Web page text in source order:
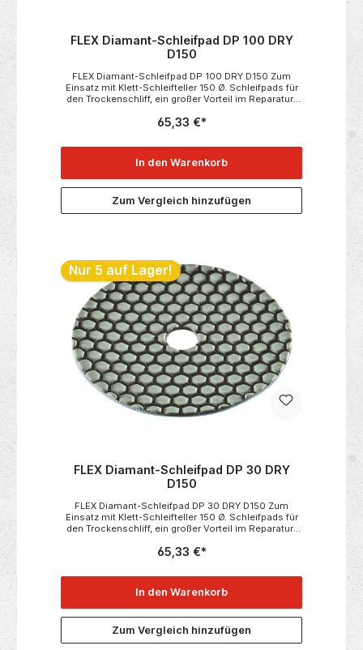
FLEX Diamant-Schleifpad DP 100 DRY
D150
FLEX Diamant-Schleifpad DP 100 DRY D150 Zum
Einsatz mit Klett-Schleifteller 150 Ø. Schleifpads für
den Trockenschliff, ein großer Vorteil im Reparatur-
und Polieren von Granit-Arbeitsplatten,
Feinsteinzeugfliesen, Fußbodenplatten,
Treppen. Passend zu:SE 14-2 150 SetX 1107 VE
Technische Daten:• Abmessung in mm 150
Ø• Korn 100• Verpackungseinheit 1
65,33 €*
In den Warenkorb
Zum Vergleich hinzufügen
Nur 5 auf Lager!
FLEX Diamant-Schleifpad DP 30 DRY
D150
FLEX Diamant-Schleifpad DP 30 DRY D150 Zum
Einsatz mit Klett-Schleifteller 150 Ø. Schleifpads für
den Trockenschliff, ein großer Vorteil im Reparatur-
und Polieren von Granit-Arbeitsplatten,
Feinsteinzeugfliesen, Fußbodenplatten,
Treppen. Passend zu:• SE 14-2 150 Set• X 1107
VE Technische Daten:• Abmessung in mm 150
Ø• Korn 30• Verpackungseinheit 1
65,33 €*
In den Warenkorb
Zum Vergleich hinzufügen